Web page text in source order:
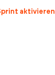
aktivieren